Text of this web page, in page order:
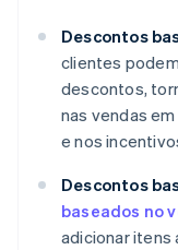
Descontos
clientes
descontos,
nas vendas
e nos
Descontos
baseados no
adicionar itens